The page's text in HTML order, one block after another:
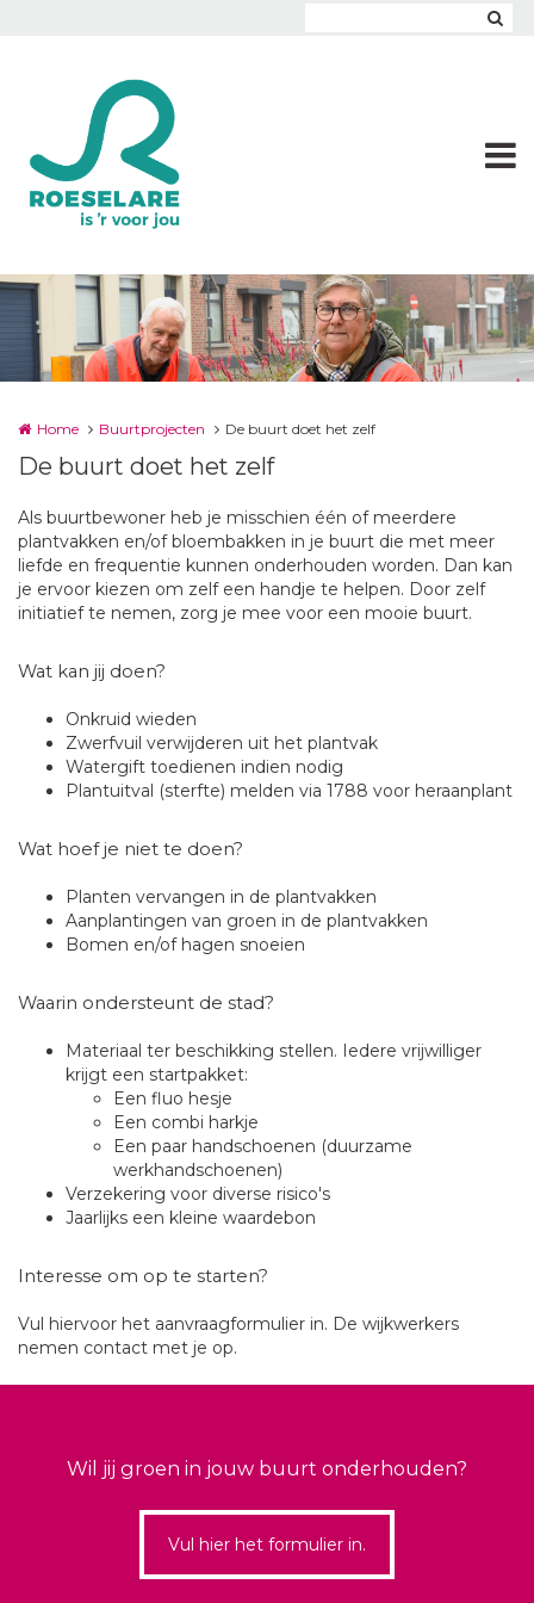
Home Buurtprojecten De buurt doet het zelf
De buurt doet het zelf
Als buurtbewoner heb je misschien één of meerdere
plantvakken en/of bloembakken in je buurt die met meer
liefde en frequentie kunnen onderhouden worden. Dan kan
je ervoor kiezen om zelf een handje te helpen. Door zelf
initiatief te nemen, zorg je mee voor een mooie buurt.
Wat kan jij doen?
Onkruid wieden
Zwerfvuil verwijderen uit het plantvak
Watergift toedienen indien nodig
Plantuitval (sterfte) melden via 1788 voor heraanplant
Wat hoef je niet te doen?
Planten vervangen in de plantvakken
Aanplantingen van groen in de plantvakken
Bomen en/of hagen snoeien
Waarin ondersteunt de stad?
Materiaal ter beschikking stellen. Iedere vrijwilliger
krijgt een startpakket:
Een fluo hesje
Een combi harkje
Een paar handschoenen (duurzame
werkhandschoenen)
Verzekering voor diverse risico's
Jaarlijks een kleine waardebon
Interesse om op te starten?
Vul hiervoor het aanvraagformulier in. De wijkwerkers
nemen contact met je op.
Wil jij groen in jouw buurt onderhouden?
Vul hier het formulier in.